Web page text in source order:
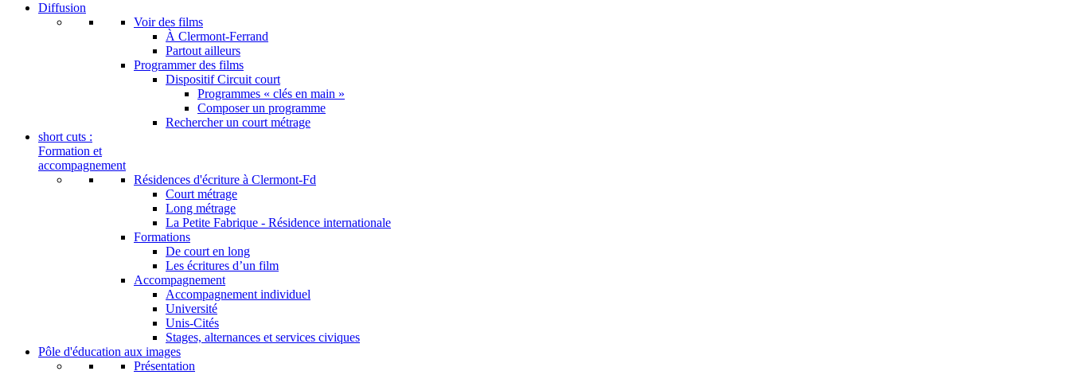
Diffusion
Voir des films
À Clermont-Ferrand
Partout ailleurs
Programmer des films
Dispositif Circuit court
Programmes « clés en main »
Composer un programme
Rechercher un court métrage
short cuts :
Formation et
accompagnement
Résidences d'écriture à Clermont-Fd
Court métrage
Long métrage
La Petite Fabrique - Résidence internationale
Formations
De court en long
Les écritures d’un film
Accompagnement
Accompagnement individuel
Université
Unis-Cités
Stages, alternances et services civiques
Pôle d'éducation aux images
Présentation